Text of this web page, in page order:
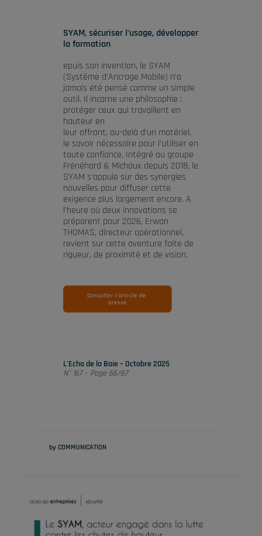
SYAM, sécuriser l’usage, développer
la formation
epuis son invention, le SYAM
(Système d’Ancrage Mobile) n’a
jamais été pensé comme un simple
outil. Il incarne une philosophie :
protéger ceux qui travaillent en
hauteur en
leur offrant, au-delà d’un matériel,
le savoir nécessaire pour l’utiliser en
toute confiance. Intégré au groupe
Frénéhard & Michaux depuis 2018, le
SYAM s’appuie sur des synergies
nouvelles pour diffuser cette
exigence plus largement encore. A
l’heure où deux innovations se
préparent pour 2026, Erwan
THOMAS, directeur opérationnel,
revient sur cette aventure faite de
rigueur, de proximité et de vision.
Consulter l'article de
presse
L’Echo de la Baie – Octobre 2025
N° 167 – Page 66/67
by COMMUNICATION